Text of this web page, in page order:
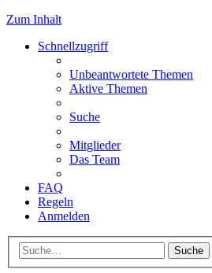
Zum Inhalt
Schnellzugriff
Unbeantwortete Themen
Aktive Themen
Suche
Mitglieder
Das Team
FAQ
Regeln
Anmelden
Suche